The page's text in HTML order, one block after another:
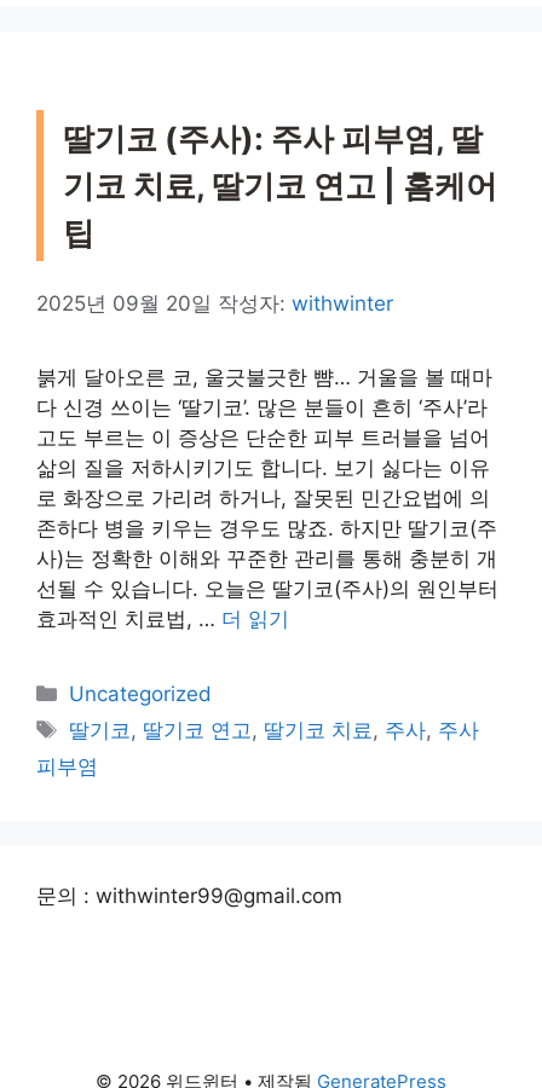
딸기코 (주사): 주사 피부염, 딸
기코 치료, 딸기코 연고 | 홈케어
팁
2025년 09월 20일 작성자: withwinter
붉게 달아오른 코, 울긋불긋한 뺨… 거울을 볼 때마
다 신경 쓰이는 ‘딸기코’. 많은 분들이 흔히 ‘주사’라
고도 부르는 이 증상은 단순한 피부 트러블을 넘어
삶의 질을 저하시키기도 합니다. 보기 싫다는 이유
로 화장으로 가리려 하거나, 잘못된 민간요법에 의
존하다 병을 키우는 경우도 많죠. 하지만 딸기코(주
사)는 정확한 이해와 꾸준한 관리를 통해 충분히 개
선될 수 있습니다. 오늘은 딸기코(주사)의 원인부터
효과적인 치료법, … 더 읽기
카
테
리
Uncategorized
태
그
딸기코 , 딸기코 연고 , 딸기코 치료 , 주사, 주사
피부염
문의 : withwinter99@gmail.com
© 2026 위드윈터 • 제작됨 GeneratePress